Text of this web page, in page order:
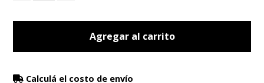
Agregar al carrito
Calculá el costo de envío